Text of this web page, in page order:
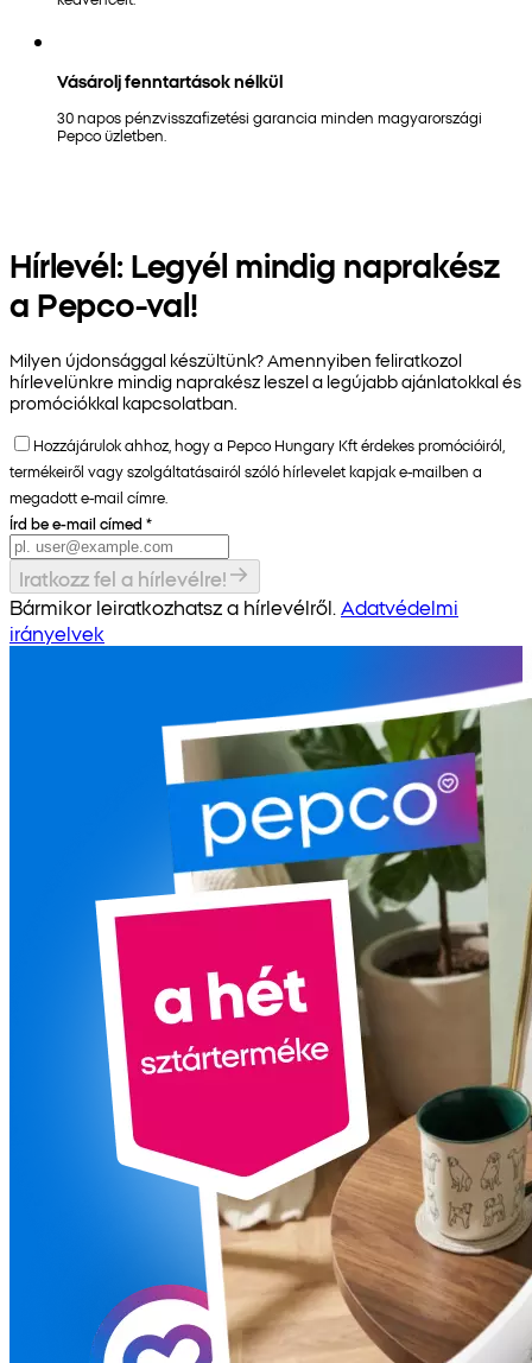
Vásárolj fenntartások nélkül
30 napos pénzvisszafizetési garancia minden magyarországi
Pepco üzletben.
Hírlevél: Legyél mindig naprakész
a Pepco-val!
Milyen újdonsággal készültünk? Amennyiben feliratkozol
hírlevelünkre mindig naprakész leszel a legújabb ajánlatokkal és
promóciókkal kapcsolatban.
Hozzájárulok ahhoz, hogy a Pepco Hungary Kft érdekes promócióiról,
termékeiről vagy szolgáltatásairól szóló hírlevelet kapjak e-mailben a
megadott e-mail címre.
Írd be e-mail címed *
Iratkozz fel a hírlevélre!
Bármikor leiratkozhatsz a hírlevélről. Adatvédelmi
irányelvek